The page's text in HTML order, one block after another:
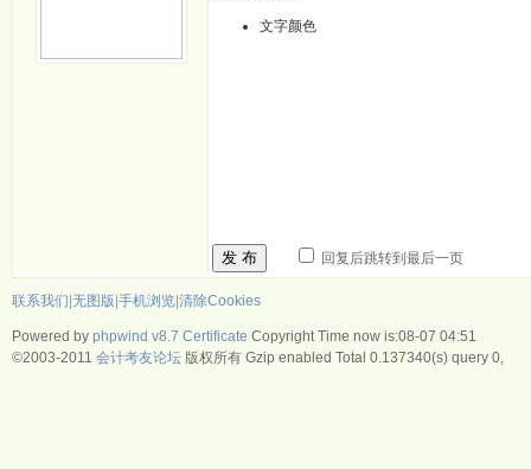
文字颜色
发 布 回复后跳转到最后一页
联系我们 无图版 手机浏览 清除Cookies
Powered by phpwind v8.7 Certificate Copyright Time now is:08-07 04:51
©2003-2011 会计考友论坛 版权所有 Gzip enabled Total 0.137340(s) query 0,